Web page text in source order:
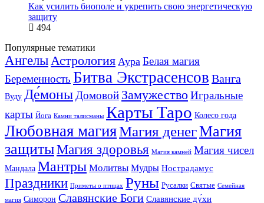
Как усилить биополе и укрепить свою энергетическую
защиту
494
Популярные тематики
АнгелыАстрология Аура Белая магия
Беременность Битва Экстрасенсов Ванга
Вуду Де́моны Домовой ЗамужествоИгральные
карты Йога Камни талисманы Карты Таро Колесо года
Любовная магияМагия денегМагия
защитыМагия здоровья Магия камней Магия чисел
Мандала Мантры Молитвы Мудры Нострадамус
Праздники Приметы о птицах Руны Русалки Святые Семейная
магия Симорон Славянские Боги Славянские ду́хи